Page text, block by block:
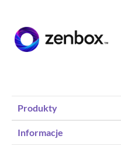
Produkty
Informacje